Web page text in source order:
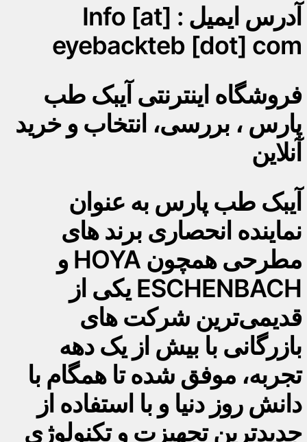
آدرس ایمیل : Info [at]
eyebackteb [dot] com
فروشگاه اینترنتی آیبک طب
پارس ، بررسی، انتخاب و خرید
آنلاین
آیبک طب پارس به عنوان
نماینده انحصاری برند های
مطرحی همچون HOYA و
ESCHENBACH یکی از
قدیمی‌ترین شرکت های
بازرگانی با بیش از یک دهه
تجربه، موفق شده تا همگام با
دانش روز دنیا و با استفاده از
جدیدترین تجهیزت و تکنولوژی